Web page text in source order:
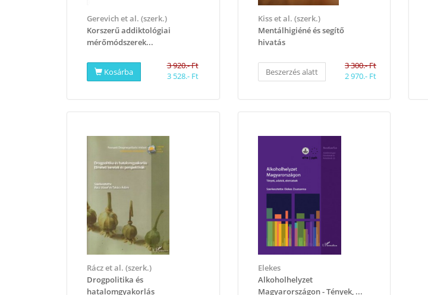
Gerevich et al. (szerk.)
Korszerű addiktológiai
mérőmódszerek...
Kosárba
3 920.- Ft
3 528.- Ft
Kiss et al. (szerk.)
Mentálhigiéné és segítő
hivatás
Beszerzés alatt
3 300.- Ft
2 970.- Ft
Rácz et al. (szerk.)
Drogpolitika és
hatalomgyakorlás
​Elekes
Alkoholhelyzet
Magyarországon - Tények, ...